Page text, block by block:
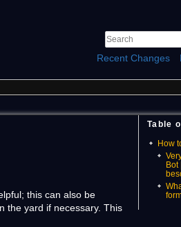
Recent Changes
Table
How
Bot
this can also be
the yard if necessary. This